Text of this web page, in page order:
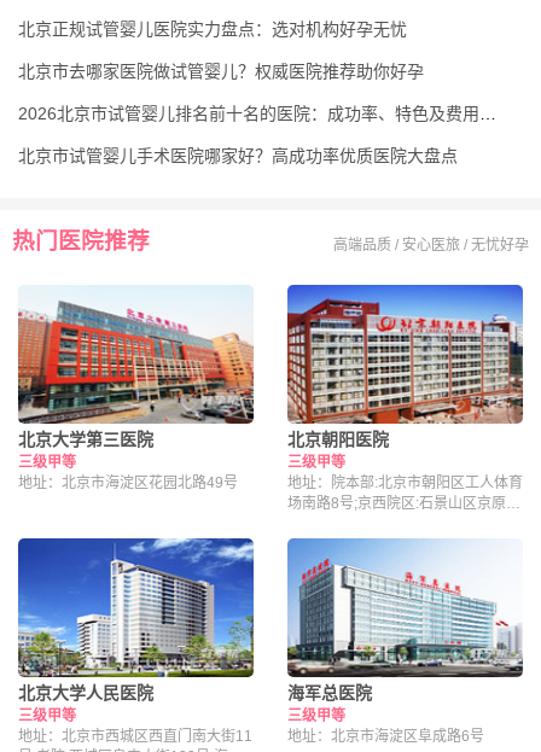
北京正规试管婴儿医院实力盘点：选对机构好孕无忧
北京市去哪家医院做试管婴儿？权威医院推荐助你好孕
北京市试管婴儿手术医院哪家好？高成功率优质医院大盘点
热门医院推荐 高端品质 / 安心医旅 / 无忧好孕
北京大学第三医院
三级甲等
地址：北京市海淀区花园北路49号
北京朝阳医院
三级甲等
地址：院本部:北京市朝阳区工人体育
场南路8号;京西院区:石景山区京原路
北京大学人民医院
三级甲等
地址：北京市西城区西直门南大街11
海军总医院
三级甲等
地址：北京市海淀区阜成路6号